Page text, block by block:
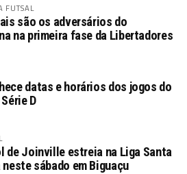
FUTSAL
são os adversários do
na primeira fase da Libertadores
datas e horários dos jogos do
D
de Joinville estreia na Liga Santa
sábado em Biguaçu